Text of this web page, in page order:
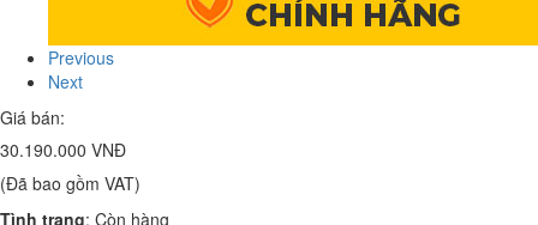
Previous
Next
Giá bán:
30.190.000 VNĐ
(Đã bao gồm VAT)
Tình trạng: Còn hàng